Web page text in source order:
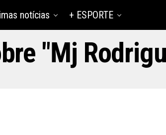
notícias + ESPORTE
"Mj